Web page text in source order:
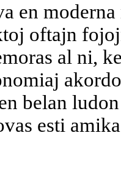
en
oftajn
al ni,
belan
esti